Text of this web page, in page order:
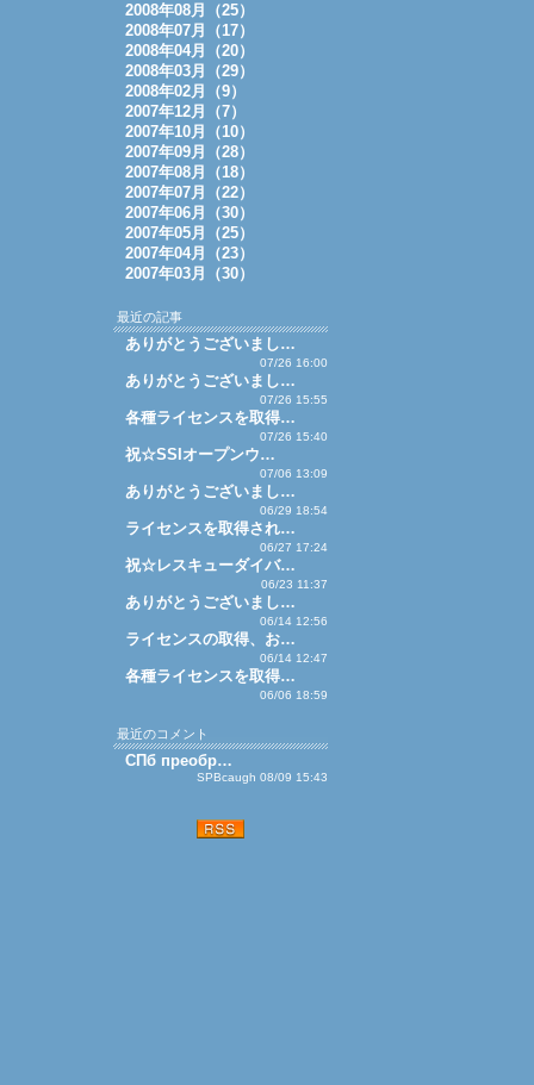
2008年08月（25）
2008年07月（17）
2008年04月（20）
2008年03月（29）
2008年02月（9）
2007年12月（7）
2007年10月（10）
2007年09月（28）
2007年08月（18）
2007年07月（22）
2007年06月（30）
2007年05月（25）
2007年04月（23）
2007年03月（30）
最近の記事
ありがとうございまし…
07/26 16:00
ありがとうございまし…
07/26 15:55
各種ライセンスを取得…
07/26 15:40
祝☆SSIオープンウ…
07/06 13:09
ありがとうございまし…
06/29 18:54
ライセンスを取得され…
06/27 17:24
祝☆レスキューダイバ…
06/23 11:37
ありがとうございまし…
06/14 12:56
ライセンスの取得、お…
06/14 12:47
各種ライセンスを取得…
06/06 18:59
最近のコメント
СПб преобр…
SPBcaugh 08/09 15:43